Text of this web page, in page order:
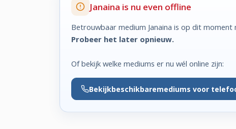
Janaina is nu even offline
Betrouwbaar medium Janaina is op dit moment
Probeer het later opnieuw.
Of bekijk welke mediums er nu wél online zijn:
Bekijkbeschikbaremediums voor